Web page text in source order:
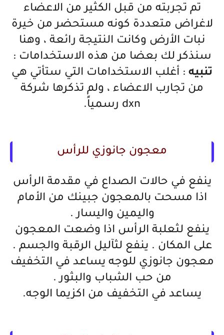
تم تجربته من قبل الكثير من الاعضاء
لاغراض متعددة كونه مستحضر من خيرة
نبات الأرض وكانت النتيجة رائعة ، وهنا
سنذكر لك بعضا من هذه الاستخدامات :
تنبيه : أغلب الاستخدامات التي ستأتي هي
من تجارب الاعضاء ، ولم تذكرها شركة
dxn رسمياً.
معجون جانوزي للرأس
ينفع في حالات الصداع في مقدمة الرأس
اذا مسحت بالمعجون جبينك من الأمام
واليمين واليسار .
ينفع لثعلبة الرأس اذا وضعت المعجون
على المكان . ينفع لثآليل الرقبة والجسم .
معجون جانوزي للوجه يساعد في التخفيف
من حب الشباب والبثور .
يساعد في التخفيف من اكزيما الوجه.